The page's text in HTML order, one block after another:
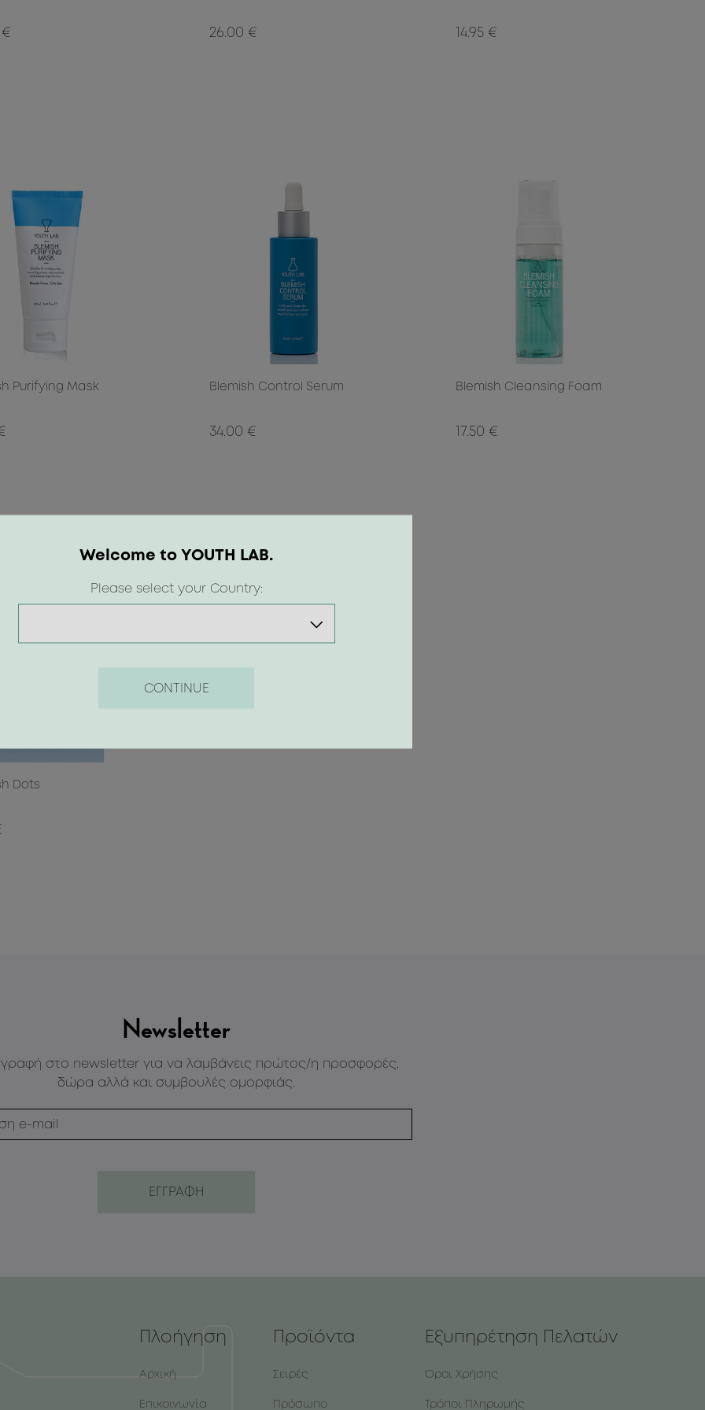
€ 26.00 € 14.95 €
Purifying Mask Blemish Control Serum
34.00 €
Blemish Cleansing Foam
17.50 €
Dots
Welcome to YOUTH LAB.
Please select your Country:
CONTINUE
Newsletter
στο newsletter για να λαμβάνεις πρώτος/η προσφορές,
δώρα αλλά και συμβουλές ομορφιάς.
Πλοήγηση
Αρχική
Επικοινωνία
Προϊόντα
Σειρές
Πρόσωπο
Εξυπηρέτηση Πελατών
Όροι Χρήσης
Τρόποι Πληρωμής